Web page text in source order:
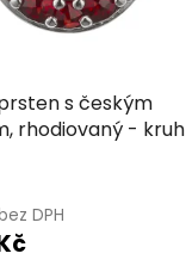
s českým
rhodiovaný - kruh
DPH